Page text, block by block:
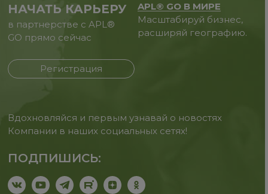
НАЧАТЬ КАРЬЕРУ
в партнерстве с APL®
GO прямо сейчас
Регистрация
APL® GO В МИРЕ
Масштабируй бизнес,
расширяй географию.
Вдохновляйся и первым узнавай о новостях
Компании в наших социальных сетях!
ПОДПИШИСЬ: